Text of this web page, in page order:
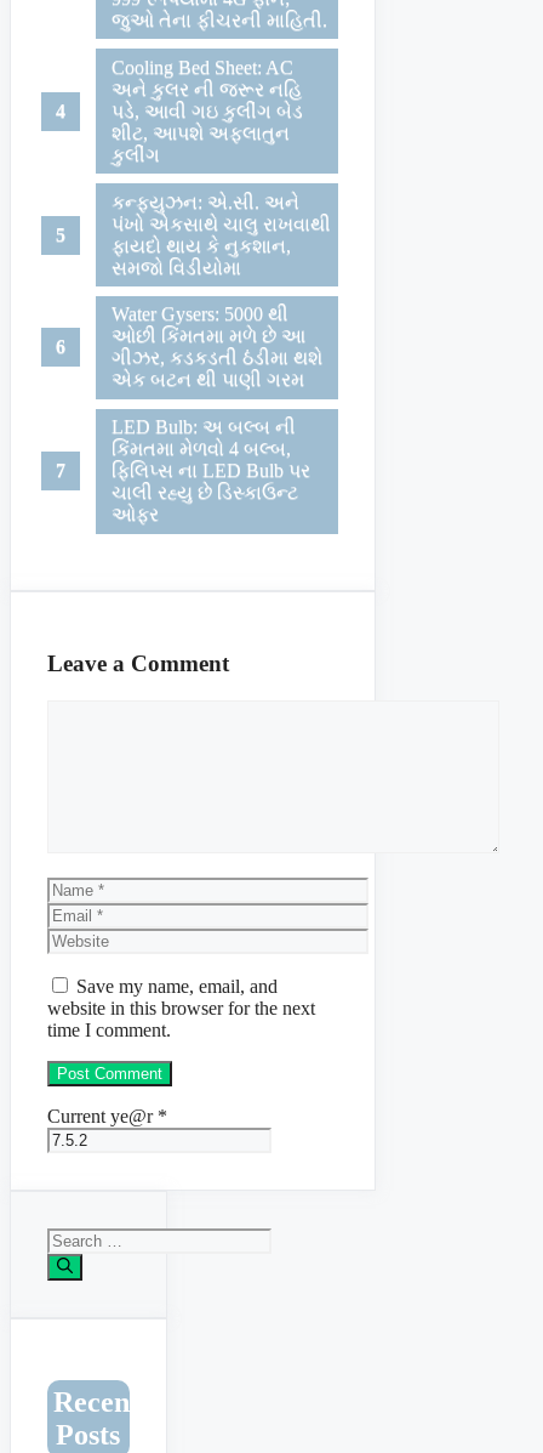
જુઓ તેના ફીચરની માહિતી.
Cooling Bed Sheet: AC
અને કુલર ની જરૂર નહિ
પડે, આવી ગઇ કુલીંગ બેડ
શીટ, આપશે અફલાતુન
કુલીંગ
કન્ફયુઝન: એ.સી. અને
પંખો એકસાથે ચાલુ રાખવાથી
ફાયદો થાય કે નુકશાન,
સમજો વિડીયોમા
Water Gysers: 5000 થી
ઓછી કિંમતમા મળે છે આ
ગીઝર, કડકડતી ઠંડીમા થશે
એક બટન થી પાણી ગરમ
LED Bulb: અ બલ્બ ની
કિંમતમા મેળવો 4 બલ્બ,
ફિલિપ્સ ના LED Bulb પર
ચાલી રહ્યુ છે ડિસ્કાઉન્ટ
ઓફર
Leave a Comment
Name
Email
Website
Save my name, email, and
website in this browser for the next
time I comment.
Current ye@r *
Search
for:
Recent
Posts